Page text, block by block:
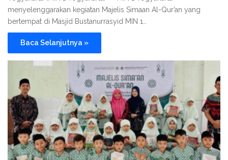
menyelenggarakan kegiatan Majelis Simaan Al-Qur’an yang
bertempat di Masjid Bustanurrasyid MIN 1…
Baca Selanjutnya »